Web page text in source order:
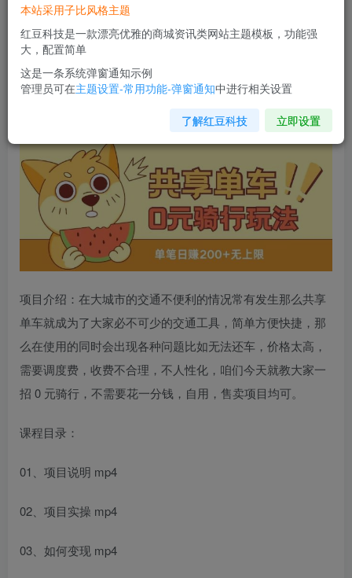
您当前未登录！建议登陆后购买，可保存购买订单
共享单车0元骑行无限薅羊毛玩法，不需要花一分钱，自用，
项目介绍：在大城市的交通不便利的情况常有发生那么共享
单车就成为了大家必不可少的交通工具，简单方便快捷，那
么在使用的同时会出现各种问题比如无法还车，价格太高，
需要调度费，收费不合理，不人性化，咱们今天就教大家一
招 0 元骑行，不需要花一分钱，自用，售卖项目均可。
课程目录：
01、项目说明 mp4
02、项目实操 mp4
03、如何变现 mp4
本站采用子比风格主题
红豆科技是一款漂亮优雅的商城资讯类网站主题模板，功能强
大，配置简单
这是一条系统弹窗通知示例
管理员可在主题设置-常用功能-弹窗通知中进行相关设置
了解红豆科技 立即设置